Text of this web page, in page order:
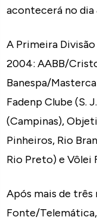
acontecerá no
A Primeira
2004: AABB/
Banespa/
Fadenp Clube (S.
(Campinas),
Pinheiros, Rio
Rio Preto) e Vôlei
Após mais de
Fonte/